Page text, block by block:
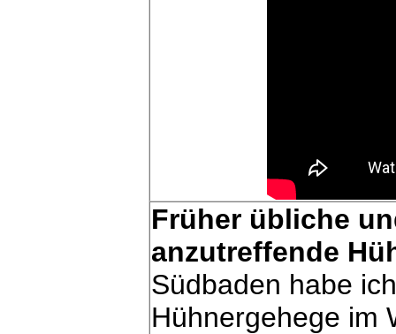
Früher übliche
anzutreffende
Südbaden habe
Hühnergehege